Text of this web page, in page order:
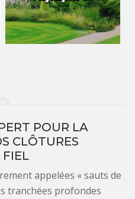
POUR LA
CLÔTURES
FIEL
appelées « sauts de
tranchées profondes